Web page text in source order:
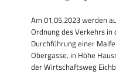
Am 01.05.2023 werden
Ordnung des Verkehrs in
Durchführung einer
Obergasse, in Höhe
der Wirtschaftsweg